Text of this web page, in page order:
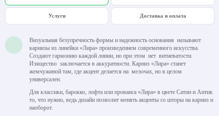
Услуги Доставка и оплата
Визуальная безупречность формы и надежность основания называют
карнизы из линейки «Лира» произведением современного искусства.
Создают гармонию каждой линии, но при этом нет витиеватости.
Изящество заключается в аккуратности. Карниз «Лира» станет
жемчужиной там, где акцент делается на мелочах, но в целом
универсален.
Для классики, барокко, лофта или прованса «Лира» в цвете Сатин и Антик
то, что нужно, ведь дизайн позволит менять акценты со шторы на карниз и
наоборот.